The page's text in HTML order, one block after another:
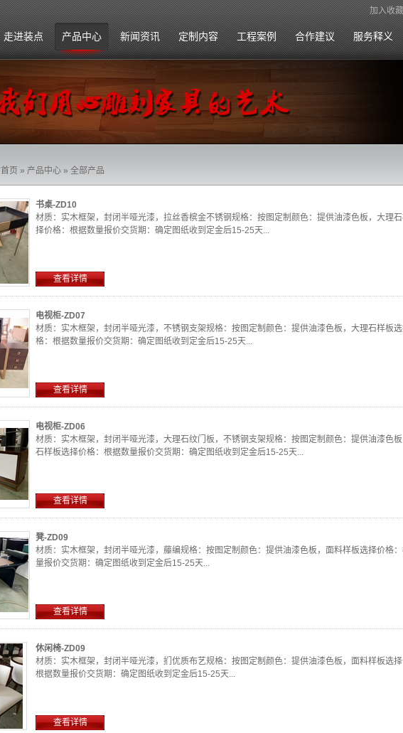
加入收
走进装点
企业文化
组织架构
产品中心 新闻资讯 定制内容
运输安装
注意事项
工程案例 合作建议 服务释义
首页 » 产品中心 » 全部产品
书桌-ZD10
材质：实木框架，封闭半哑光漆，拉丝香槟金不锈钢规格：按图定制颜色：提供油漆色板，大理
择价格：根据数量报价交货期：确定图纸收到定金后15-25天...
查看详情
电视柜-ZD07
材质：实木框架，封闭半哑光漆，不锈钢支架规格：按图定制颜色：提供油漆色板，大理石样板
格：根据数量报价交货期：确定图纸收到定金后15-25天...
查看详情
电视柜-ZD06
材质：实木框架，封闭半哑光漆，大理石纹门板，不锈钢支架规格：按图定制颜色：提供油漆色
石样板选择价格：根据数量报价交货期：确定图纸收到定金后15-25天...
查看详情
凳-ZD09
材质：实木框架，封闭半哑光漆，藤编规格：按图定制颜色：提供油漆色板，面料样板选择价格
量报价交货期：确定图纸收到定金后15-25天...
查看详情
休闲椅-ZD09
材质：实木框架，封闭半哑光漆，扪优质布艺规格：按图定制颜色：提供油漆色板，面料样板选择
根据数量报价交货期：确定图纸收到定金后15-25天...
查看详情